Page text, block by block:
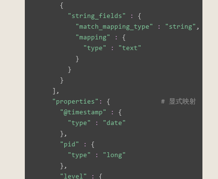
{
"string_fields"
:
{
"match_mapping_type"
: "string" ,
"mapping"
:
{
"type"
:
"text"
}
}
}
] ,
"properties" : {
# 显式映射
"@timestamp"
:
{
"type"
:
"date"
} ,
"pid"
:
{
"type"
:
"long"
} ,
"level"
: {